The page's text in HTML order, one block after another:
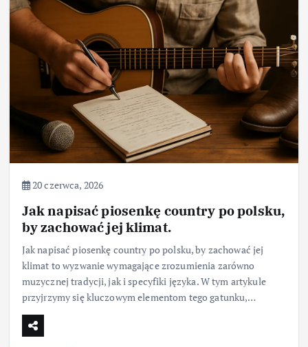
20 czerwca, 2026
Jak napisać piosenkę country po polsku,
by zachować jej klimat.
Jak napisać piosenkę country po polsku, by zachować jej
klimat to wyzwanie wymagające zrozumienia zarówno
muzycznej tradycji, jak i specyfiki języka. W tym artykule
przyjrzymy się kluczowym elementom tego gatunku,…